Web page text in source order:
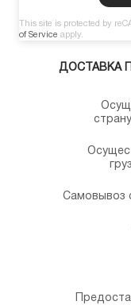
This site is protected by
of Service apply.
ДОСТАВКА
Самовывоз